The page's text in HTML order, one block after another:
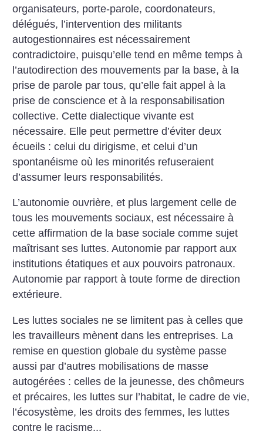
organisateurs, porte-parole, coordonateurs,
délégués, l’intervention des militants
autogestionnaires est nécessairement
contradictoire, puisqu’elle tend en même temps à
l’autodirection des mouvements par la base, à la
prise de parole par tous, qu’elle fait appel à la
prise de conscience et à la responsabilisation
collective. Cette dialectique vivante est
nécessaire. Elle peut permettre d’éviter deux
écueils : celui du dirigisme, et celui d’un
spontanéisme où les minorités refuseraient
d’assumer leurs responsabilités.
L’autonomie ouvrière, et plus largement celle de
tous les mouvements sociaux, est nécessaire à
cette affirmation de la base sociale comme sujet
maîtrisant ses luttes. Autonomie par rapport aux
institutions étatiques et aux pouvoirs patronaux.
Autonomie par rapport à toute forme de direction
extérieure.
Les luttes sociales ne se limitent pas à celles que
les travailleurs mènent dans les entreprises. La
remise en question globale du système passe
aussi par d’autres mobilisations de masse
autogérées : celles de la jeunesse, des chômeurs
et précaires, les luttes sur l’habitat, le cadre de vie,
l’écosystème, les droits des femmes, les luttes
contre le racisme...